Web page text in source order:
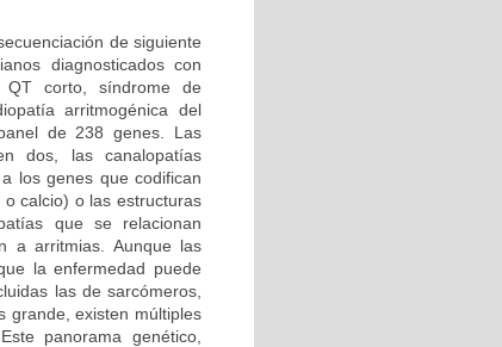
de siguiente
diagnosticados con
QT corto, síndrome de
arritmogénica del
de 238 genes. Las
dos, las canalopatías
los genes que codifican
calcio) o las estructuras
que se relacionan
a arritmias. Aunque las
la enfermedad puede
las de sarcómeros,
grande, existen múltiples
panorama genético,